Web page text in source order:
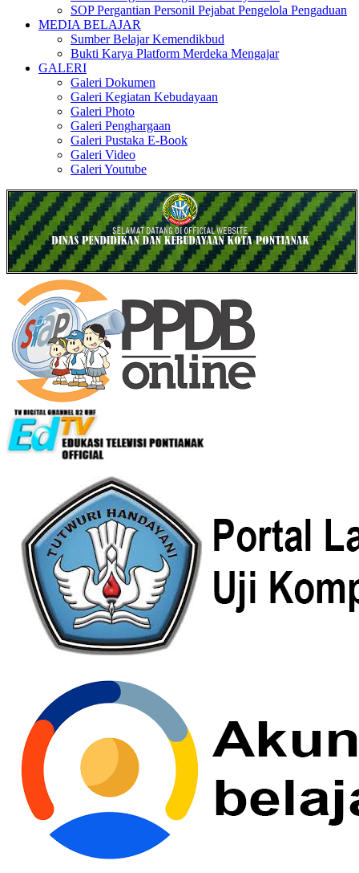
SOP Pergantian Personil Pejabat Pengelola Pengaduan
MEDIA BELAJAR
Sumber Belajar Kemendikbud
Bukti Karya Platform Merdeka Mengajar
GALERI
Galeri Dokumen
Galeri Kegiatan Kebudayaan
Galeri Photo
Galeri Penghargaan
Galeri Pustaka E-Book
Galeri Video
Galeri Youtube